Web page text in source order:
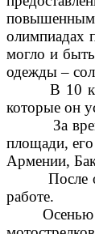
повышенным
олимпиадах
могло и
одежды –
В 10
которые он
За время
площади,
Армении,
После
работе.
Осенью